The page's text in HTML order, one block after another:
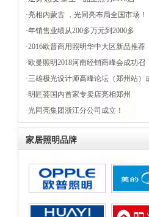
·亮相内蒙古 ，光同亮布局全国市场！
·年销售业绩从200多万元到2000多
·2016欧普商用照明华中大区新品推荐
·欧曼照明2018河南经销商峰会成功召
·三雄极光设计师高峰论坛（郑州站）
·明匠荟国内首家专卖店亮相郑州
·光同亮集团浙江分公司成立！
家居照明品牌